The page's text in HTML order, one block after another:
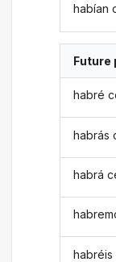
habían
Future
habré
habrás
habrá